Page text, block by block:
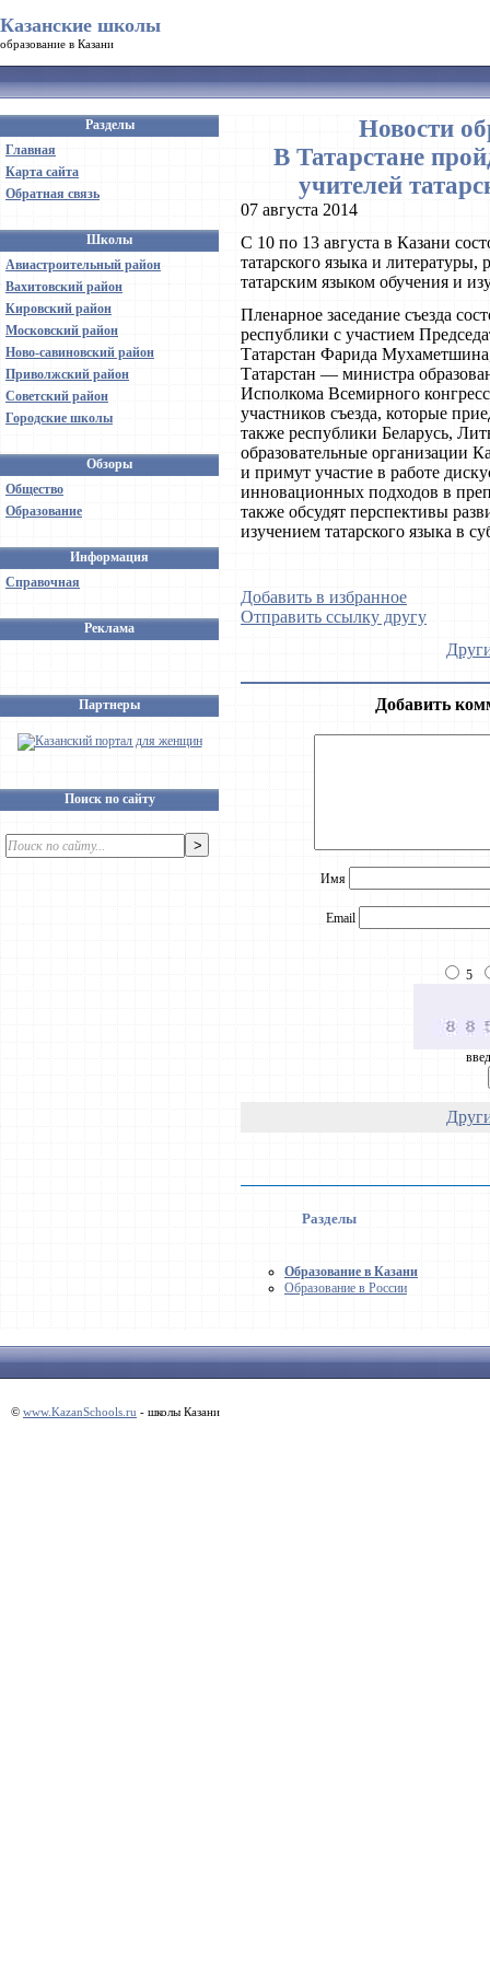
Казанские школы
образование в Казани
Разделы
Главная
Карта сайта
Обратная связь
Школы
Авиастроительный район
Вахитовский район
Кировский район
Московский район
Ново-савиновский район
Приволжский район
Советский район
Городские школы
Обзоры
Общество
Образование
Информация
Справочная
Реклама
Партнеры
Поиск по сайту
Новости
В Татарстане
учителей
07 августа 2014
С 10 по 13 августа в Казани
татарского языка и литературы,
татарским языком обучения и
Пленарное заседание съезда
республики с участием
Татарстан Фарида
Татарстан — министра
Исполкома Всемирного
участников съезда, которые
также республики Беларусь,
образовательные организации
и примут участие в работе
инновационных подходов в
также обсудят перспективы
изучением татарского языка в
Добавить в избранное
Отправить ссылку другу
Добавить
Имя
Email
5
Разделы
Образование в Казани
Образование в России
© www.KazanSchools.ru - школы Казани